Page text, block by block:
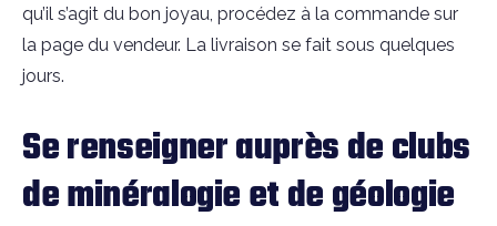
qu’il s’agit du bon joyau, procédez à la commande sur
la page du vendeur. La livraison se fait sous quelques
jours.
Se renseigner auprès de clubs
de minéralogie et de géologie